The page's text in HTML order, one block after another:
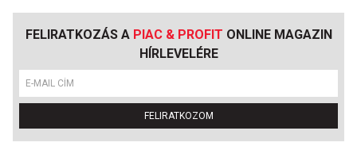
FELIRATKOZÁS A PIAC & PROFIT ONLINE MAGAZIN
HÍRLEVELÉRE
FELIRATKOZOM